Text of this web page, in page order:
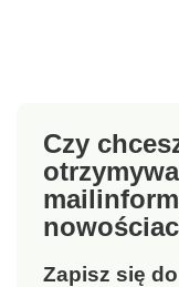
Czy
mail
Zapisz się